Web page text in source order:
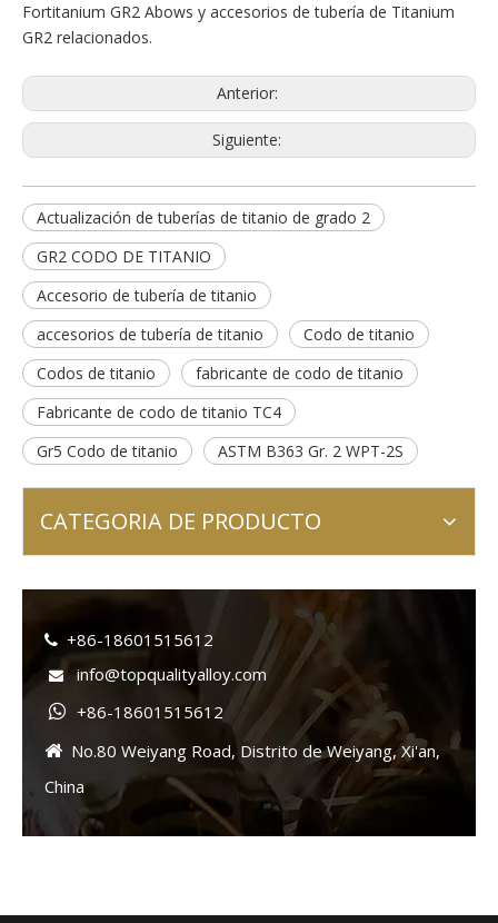
Fortitanium GR2 Abows y accesorios de tubería de Titanium
GR2 relacionados.
Anterior:
Siguiente:
Actualización de tuberías de titanio de grado 2
GR2 CODO DE TITANIO
Accesorio de tubería de titanio
accesorios de tubería de titanio
Codo de titanio
Codos de titanio
fabricante de codo de titanio
Fabricante de codo de titanio TC4
Gr5 Codo de titanio
ASTM B363 Gr. 2 WPT-2S
CATEGORIA DE PRODUCTO
 +86-18601515612
 info@topqualityalloy.com
 +86-18601515612
 No.80 Weiyang Road, Distrito de Weiyang, Xi'an,
China